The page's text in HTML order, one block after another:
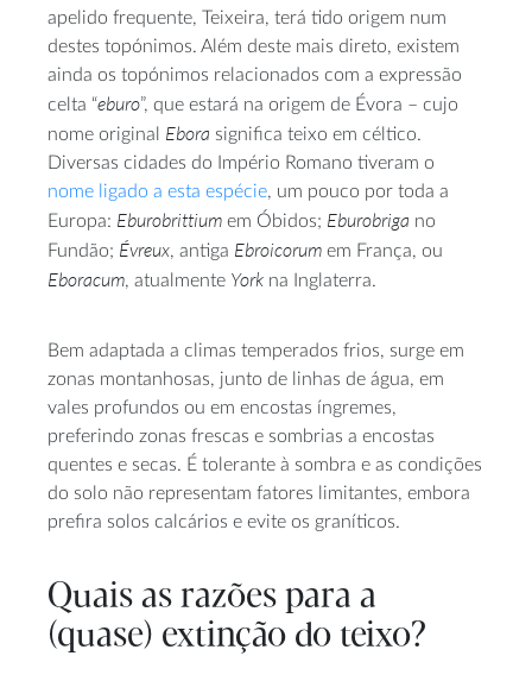
apelido frequente, Teixeira, terá tido origem num
destes topónimos. Além deste mais direto, existem
ainda os topónimos relacionados com a expressão
celta “eburo”, que estará na origem de Évora – cujo
nome original Ebora significa teixo em céltico.
Diversas cidades do Império Romano tiveram o
nome ligado a esta espécie, um pouco por toda a
Europa: Eburobrittium em Óbidos; Eburobriga no
Fundão; Évreux, antiga Ebroicorum em França, ou
Eboracum, atualmente York na Inglaterra.
Bem adaptada a climas temperados frios, surge em
zonas montanhosas, junto de linhas de água, em
vales profundos ou em encostas íngremes,
preferindo zonas frescas e sombrias a encostas
quentes e secas. É tolerante à sombra e as condições
do solo não representam fatores limitantes, embora
prefira solos calcários e evite os graníticos.
Quais as razões para a
(quase) extinção do teixo?